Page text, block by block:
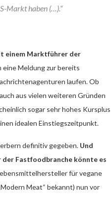
Markt haben (…).“
einem Marktführer der
Meldung zur bereits
laufen. Ob
aus vielen weiteren Gründen
sogar sehr hohes Kursplus
idealen Einstiegszeitpunkt.
definitiv gegeben. Und
Fastfoodbranche könnte es
für vegane
Meat“ bekannt) nun vor